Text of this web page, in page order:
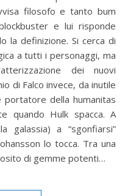
filosofo e tanto bum
e lui risponde
la definizione. Si cerca di
a tutti i personaggi, ma
dei nuovi
di Falco invece, da inutile
della humanitas
quando Hulk spacca. A
galassia) a “sgonfiarsi”
lo tocca. Tra una
di gemme potenti…